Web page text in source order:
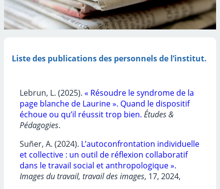
Liste des publications des personnels de l’institut.
Lebrun, L. (2025). « Résoudre le syndrome de la
page blanche de Laurine ». Quand le dispositif
échoue ou qu’il réussit trop bien. Études &
Pédagogies.
Suñer, A. (2024). L’autoconfrontation individuelle
et collective : un outil de réflexion collaboratif
dans le travail social et anthropologique ».
Images du travail, travail des images, 17, 2024,